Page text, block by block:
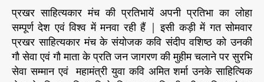
मा
चा
र
प
त्र
e
s
s
t
a
u
t
h
s
t
d
a
t
e
प्र
ख
र
सा
हि
त्य
प्रखर साहित्यकार मंच की प्रतिभायें अपनी प्रतिभा का लोहा
सम्पूर्ण देश एवं विश्व में मनवा रही हैं | इसी कड़ी में गत सोमवार
प्रखर साहित्यकार मंच के संयोजक कवि संदीप वशिष्ठ को उनकी
गौ सेवा एवं गौ माता के प्रति जन जागरण की मुहीम चलाने पर सुरभि
सेवा सम्मान एवं महामंत्री युवा कवि अमित शर्मा उनके साहित्यिक